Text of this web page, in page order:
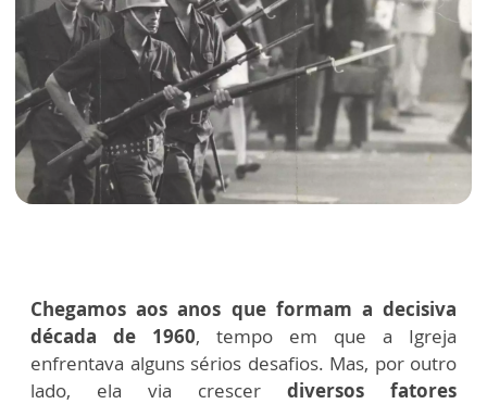
Chegamos aos anos que formam a decisiva
década de 1960, tempo em que a Igreja
enfrentava alguns sérios desafios. Mas, por outro
lado, ela via crescer diversos fatores